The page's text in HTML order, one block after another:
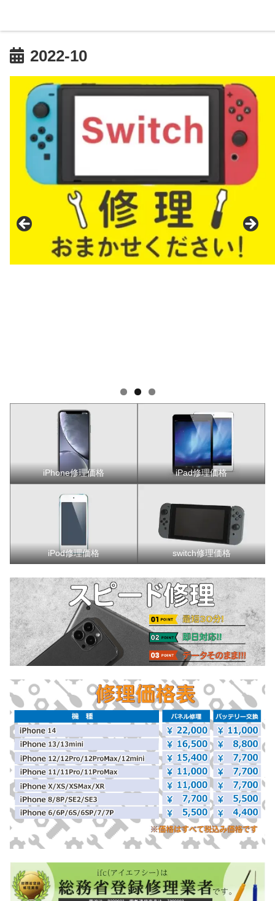
2022-10
iPhone修理価格 iPad修理価格
iPod修理価格 switch修理価格